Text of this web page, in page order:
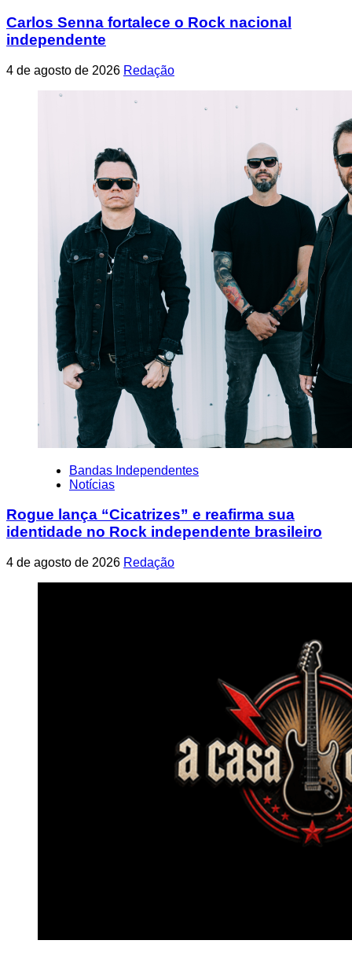
Carlos Senna fortalece o Rock nacional
independente
4 de agosto de 2026 Redação
Bandas Independentes
Notícias
Rogue lança “Cicatrizes” e reafirma sua
identidade no Rock independente brasileiro
4 de agosto de 2026 Redação